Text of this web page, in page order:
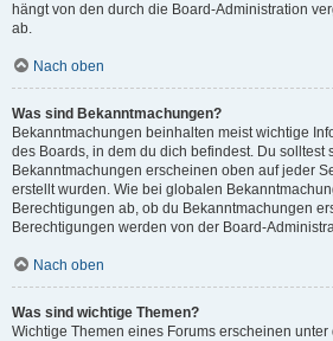
hängt von den durch die Board-Administration
ab.
Nach oben
Was sind Bekanntmachungen?
Bekanntmachungen beinhalten meist wichtige
des Boards, in dem du dich befindest. Du solltest
Bekanntmachungen erscheinen oben auf jeder
erstellt wurden. Wie bei globalen
Berechtigungen ab, ob du Bekanntmachungen
Berechtigungen werden von der Board-
Nach oben
Was sind wichtige Themen?
Wichtige Themen eines Forums erscheinen